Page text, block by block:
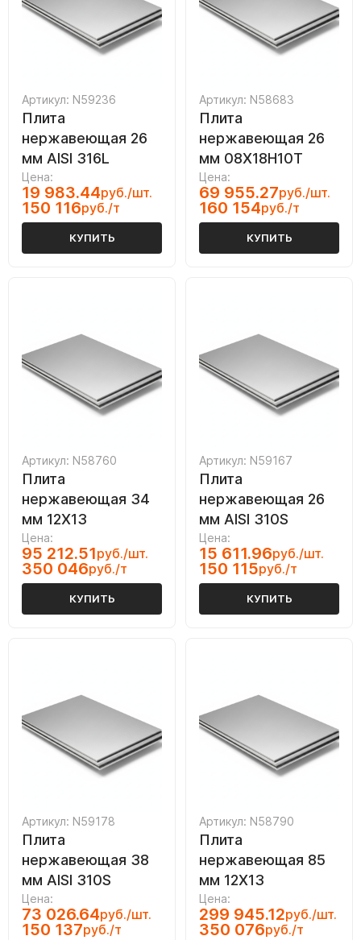
Артикул: N59236
Плита
нержавеющая 26
мм AISI 316L
Цена:
19 983.44руб./шт.
150 116руб./т
КУПИТЬ
Артикул: N58683
Плита
нержавеющая 26
мм 08Х18Н10Т
Цена:
69 955.27руб./шт.
160 154руб./т
КУПИТЬ
Артикул: N58760
Плита
нержавеющая 34
мм 12Х13
Цена:
95 212.51руб./шт.
350 046руб./т
КУПИТЬ
Артикул: N59167
Плита
нержавеющая 26
мм AISI 310S
Цена:
15 611.96руб./шт.
150 115руб./т
КУПИТЬ
Артикул: N59178
Плита
нержавеющая 38
мм AISI 310S
Цена:
73 026.64руб./шт.
150 137руб./т
Артикул: N58790
Плита
нержавеющая 85
мм 12Х13
Цена:
299 945.12руб./шт.
350 076руб./т